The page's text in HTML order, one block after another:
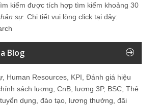
kiếm được tích hợp tìm kiếm khoảng 30
sự. Chi tiết vui lòng click tại đây:
Blog
Human Resources, KPI, Đánh giá hiệu
sách lương, CnB, lương 3P, BSC, Thẻ
dụng, đào tạo, lương thưởng, đãi